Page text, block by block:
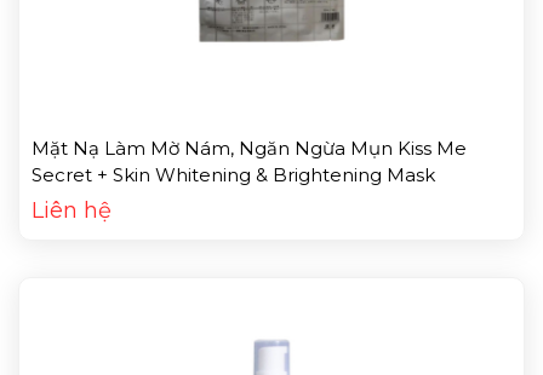
Mặt Nạ Làm Mờ Nám, Ngăn Ngừa Mụn Kiss Me
Secret + Skin Whitening & Brightening Mask
Liên hệ